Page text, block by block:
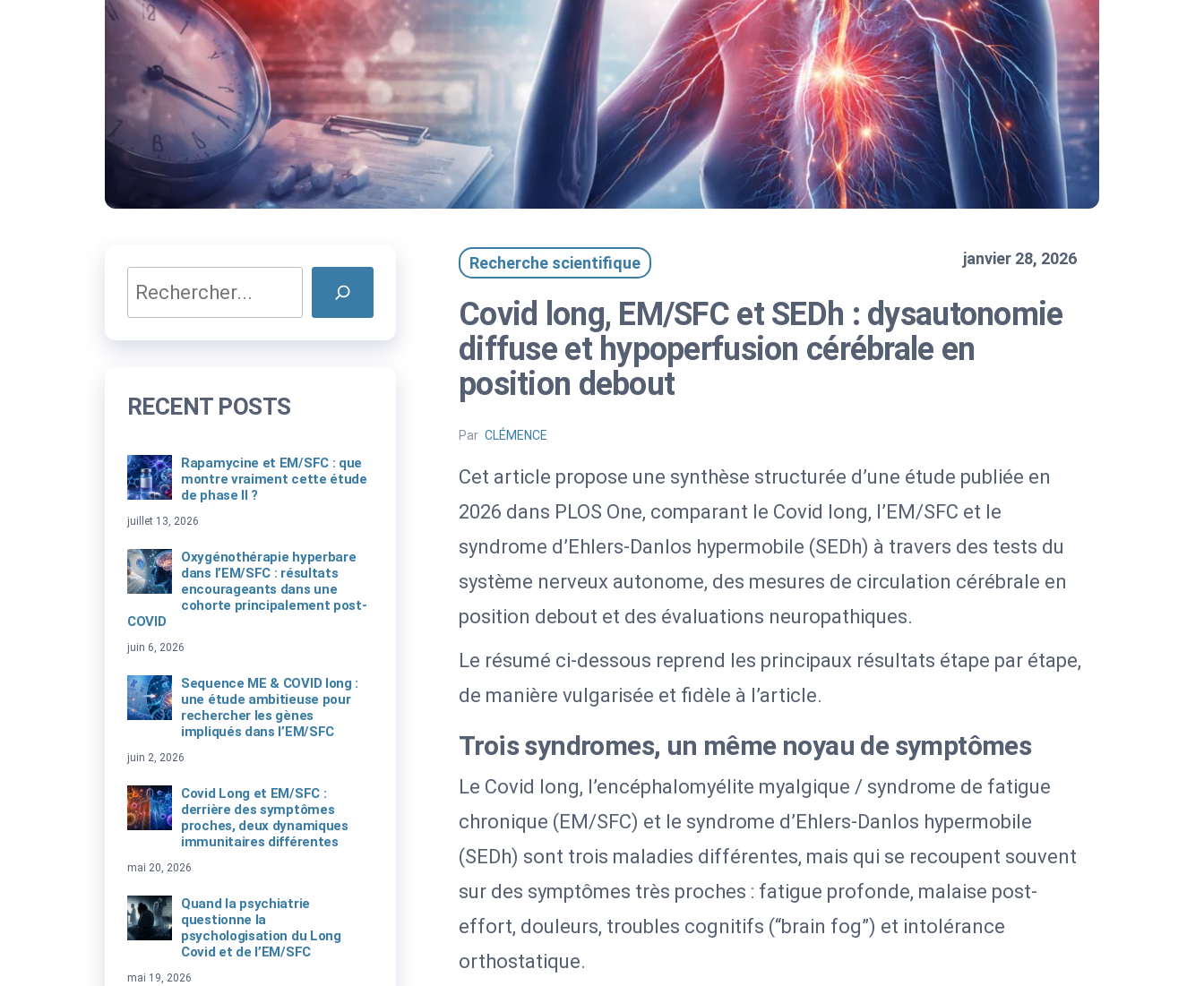
Recherche scientifique janvier 28, 2026
Covid long, EM/SFC et SEDh : dysautonomie
diffuse et hypoperfusion cérébrale en
position debout
Par CLÉMENCE
Cet article propose une synthèse structurée d’une étude publiée en
2026 dans PLOS One, comparant le Covid long, l’EM/SFC et le
syndrome d’Ehlers-Danlos hypermobile (SEDh) à travers des tests du
système nerveux autonome, des mesures de circulation cérébrale en
position debout et des évaluations neuropathiques.
Le résumé ci-dessous reprend les principaux résultats étape par étape,
de manière vulgarisée et fidèle à l’article.
Trois syndromes, un même noyau de symptômes
Le Covid long, l’encéphalomyélite myalgique / syndrome de fatigue
chronique (EM/SFC) et le syndrome d’Ehlers-Danlos hypermobile
(SEDh) sont trois maladies différentes, mais qui se recoupent souvent
sur des symptômes très proches : fatigue profonde, malaise post-
effort, douleurs, troubles cognitifs (“brain fog”) et intolérance
orthostatique.
Rechercher
RECENT POSTS
Rapamycine et EM/SFC : que
montre vraiment cette étude
de phase II ?
juillet 13, 2026
Oxygénothérapie hyperbare
dans l’EM/SFC : résultats
encourageants dans une
cohorte principalement post-
COVID
juin 6, 2026
Sequence ME & COVID long :
une étude ambitieuse pour
rechercher les gènes
impliqués dans l’EM/SFC
juin 2, 2026
Covid Long et EM/SFC :
derrière des symptômes
proches, deux dynamiques
immunitaires différentes
mai 20, 2026
Quand la psychiatrie
questionne la
psychologisation du Long
Covid et de l’EM/SFC
mai 19, 2026